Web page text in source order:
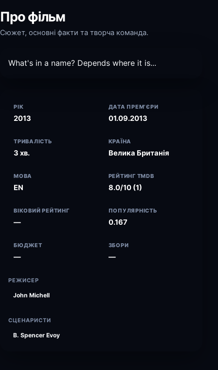
Про фільм
Сюжет, основні факти та творча команда.
What's in a name? Depends where it is...
РІК
2013
ДАТА ПРЕМ’ЄРИ
01.09.2013
ТРИВАЛІСТЬ
3 хв.
КРАЇНА
Велика Британія
МОВА
EN
РЕЙТИНГ TMDB
8.0/10 (1)
ВІКОВИЙ РЕЙТИНГ
—
ПОПУЛЯРНІСТЬ
0.167
БЮДЖЕТ
—
ЗБОРИ
—
РЕЖИСЕР
John Michell
СЦЕНАРИСТИ
B. Spencer Evoy